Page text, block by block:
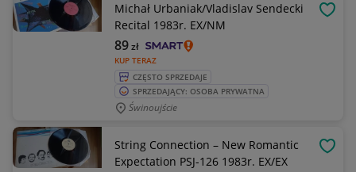
Michał Urbaniak/Vladislav Sendecki
Recital 1983r. EX/NM
KUP TERAZ
89zł
CZĘSTO SPRZEDAJE
SPRZEDAJĄCY: OSOBA PRYWATNA
Świnoujście
String Connection – New Romantic
Expectation PSJ-126 1983r. EX/EX